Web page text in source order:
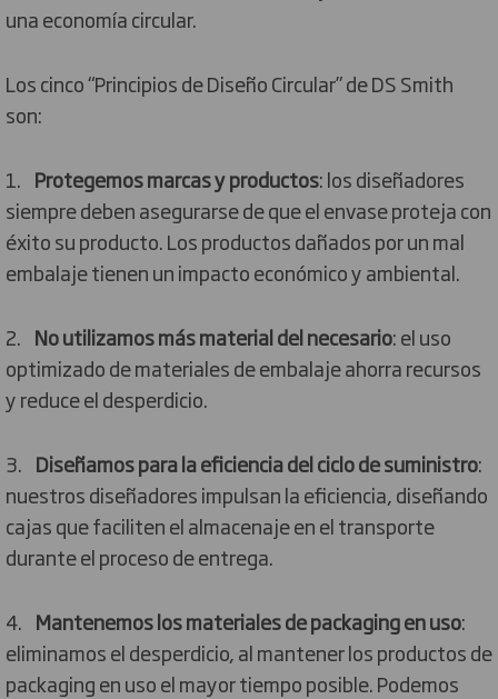
una economía circular.
Los cinco “Principios de Diseño Circular” de DS Smith
son:
1. Protegemos marcas y productos: los diseñadores
siempre deben asegurarse de que el envase proteja con
éxito su producto. Los productos dañados por un mal
embalaje tienen un impacto económico y ambiental.
2. No utilizamos más material del necesario: el uso
optimizado de materiales de embalaje ahorra recursos
y reduce el desperdicio.
3. Diseñamos para la eficiencia del ciclo de suministro:
nuestros diseñadores impulsan la eficiencia, diseñando
cajas que faciliten el almacenaje en el transporte
durante el proceso de entrega.
4. Mantenemos los materiales de packaging en uso:
eliminamos el desperdicio, al mantener los productos de
packaging en uso el mayor tiempo posible. Podemos